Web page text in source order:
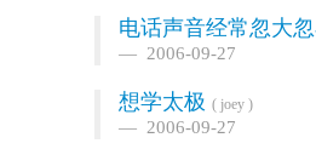
电话声音经常忽大
2006-09-27
想学太极 ( joey )
2006-09-27